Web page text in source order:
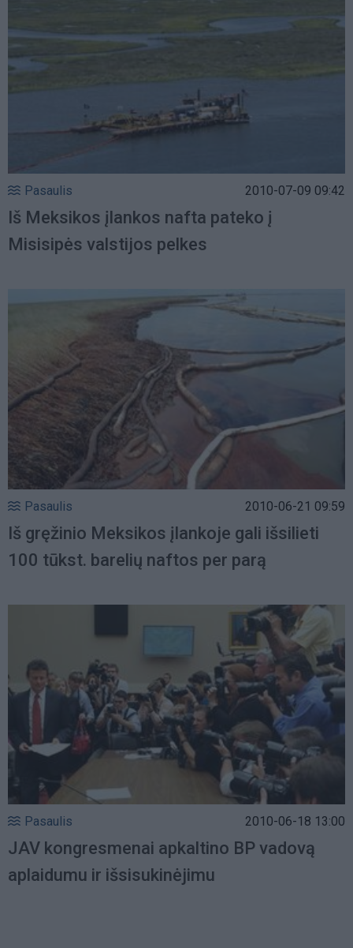
Pasaulis 2010-07-09 09:42
Iš Meksikos įlankos nafta pateko į
Misisipės valstijos pelkes
Pasaulis 2010-06-21 09:59
Iš gręžinio Meksikos įlankoje gali išsilieti
100 tūkst. barelių naftos per parą
Pasaulis 2010-06-18 13:00
JAV kongresmenai apkaltino BP vadovą
aplaidumu ir išsisukinėjimu